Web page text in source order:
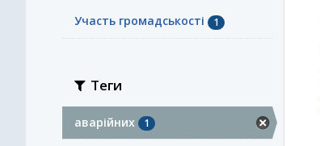
Участь громадськості 1
Теги
аварійних 1